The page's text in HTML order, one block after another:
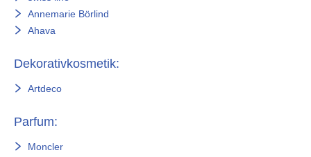
Annemarie Börlind
Ahava
Dekorativkosmetik:
Artdeco
Parfum:
Moncler